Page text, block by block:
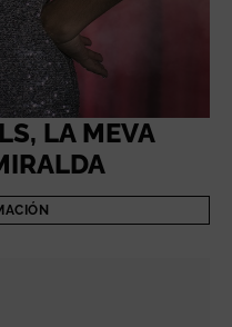
LA MEVA